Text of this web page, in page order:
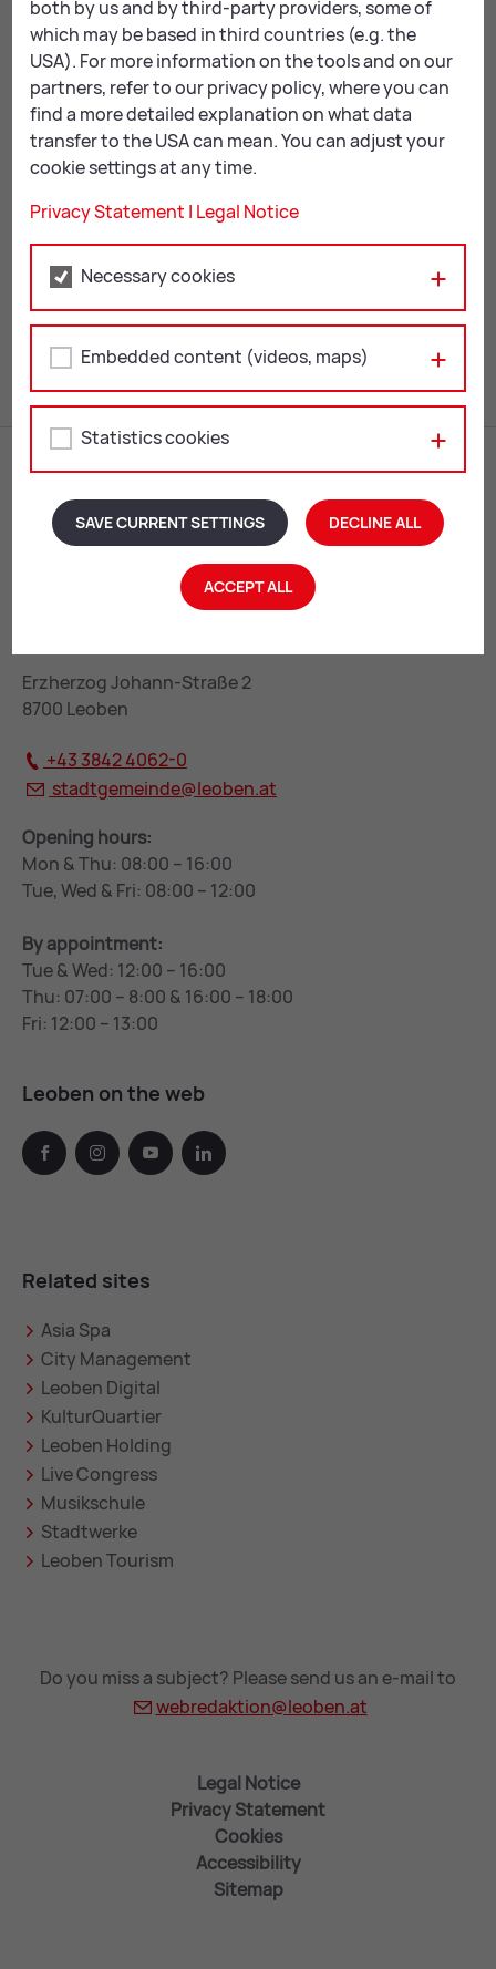
Kon­takt
Sonja Dobrovits, DSA
+43 676 866 40 734
ebz-tro­fai­ach@stmk.gv.at
Mail Print
Erzherzog Johann-Straße 2
8700 Leoben
+43 3842 4062-0
stadtgemeinde@leoben.at
Opening hours:
Mon & Thu: 08:00 – 16:00
Tue, Wed & Fri: 08:00 – 12:00
By appointment:
Tue & Wed: 12:00 – 16:00
Thu: 07:00 – 8:00 & 16:00 – 18:00
Fri: 12:00 – 13:00
Leoben on the web
facebook instagramyoutube linkedin
Related sites
Asia Spa
City Management
Leoben Digital
KulturQuartier
Leoben Holding
Live Congress
Musikschule
Stadtwerke
Leoben Tourism
Do you miss a subject? Please send us an e-mail to
webredaktion@leoben.at
Legal Notice
Privacy Statement
Cookies
Accessibility
Sitemap
both by us and by third-party providers, some of
which may be based in third countries (e.g. the
USA). For more information on the tools and on our
partners, refer to our privacy policy, where you can
find a more detailed explanation on what data
transfer to the USA can mean. You can adjust your
cookie settings at any time.
Privacy Statement | Legal Notice
Necessary cookies
Embedded content (videos, maps)
Statistics cookies
SAVE CURRENT SETTINGS DECLINE ALL
ACCEPT ALL